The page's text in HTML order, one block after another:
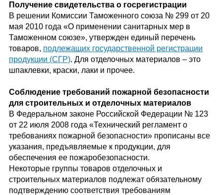
Получение свидетельства о госрегистрации
В решении Комиссии Таможенного союза № 299 от 20
мая 2010 года «О применении санитарных мер в
Таможенном союзе», утвержден единый перечень
товаров, подлежащих государственной регистрации
продукции (СГР). Для отделочных материалов – это
шпаклевки, краски, лаки и прочее.
Соблюдение требований пожарной безопасности
для строительных и отделочных материалов
В Федеральном законе Российской Федерации № 123
от 22 июля 2008 года «Технический регламент о
требованиях пожарной безопасности» прописаны все
указания, предъявляемые к продукции, для
обеспечения ее пожаробезопасности.
Некоторые группы товаров отделочных и
строительных материалов подлежат обязательному
подтверждению соответствия требованиям